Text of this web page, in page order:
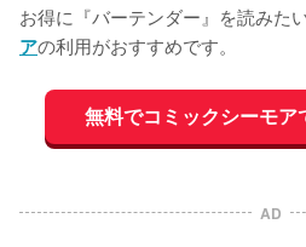
お得に『バーテンダー』を読みたい
アの利用がおすすめです。
無料でコミックシーモア
AD